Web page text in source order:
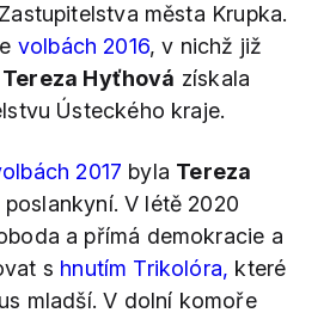
města Krupka.
volbách 2016, v nichž již
Tereza Hyťhová získala
Ústeckého kraje.
2017 byla Tereza
V létě 2020
a přímá demokracie a
s hnutím Trikolóra, které
mladší. V dolní komoře